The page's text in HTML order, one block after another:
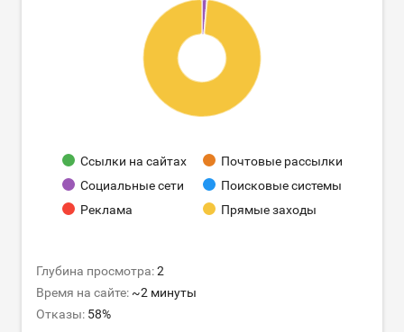
Ссылки на сайтах
Почтовые рассылки
Социальные сети
Поисковые системы
Реклама
Прямые заходы
Глубина просмотра:2
Время на сайте: ~2 минуты
Отказы: 58%